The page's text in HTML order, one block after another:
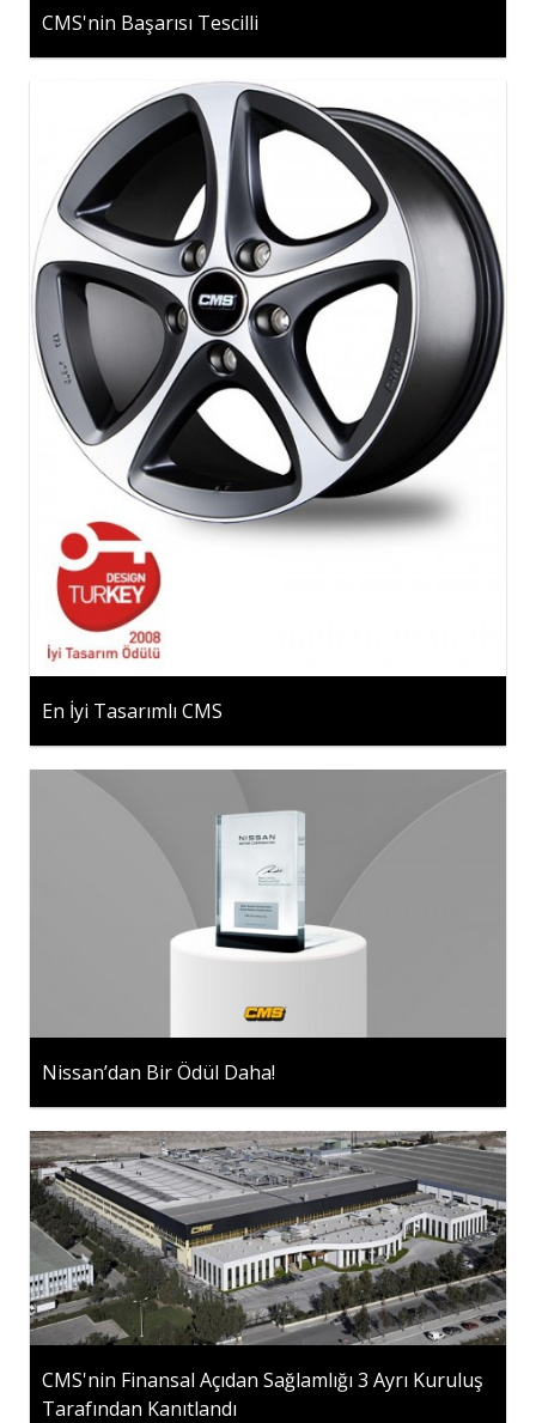
CMS'nin Başarısı Tescilli
En İyi Tasarımlı CMS
Nissan’dan Bir Ödül Daha!
CMS'nin Finansal Açıdan Sağlamlığı 3 Ayrı Kuruluş
Tarafından Kanıtlandı